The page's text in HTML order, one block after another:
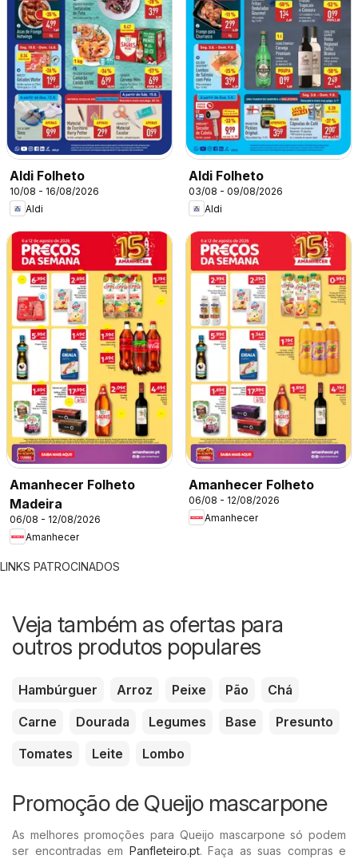
Aldi Folheto
10/08 - 16/08/2026
Aldi
Aldi Folheto
03/08 - 09/08/2026
Aldi
Amanhecer Folheto
Madeira
06/08 - 12/08/2026
Amanhecer
Amanhecer Folheto
06/08 - 12/08/2026
Amanhecer
LINKS PATROCINADOS
Veja também as ofertas para
outros produtos populares
Hambúrguer Arroz Peixe Pão
Chá
Carne
Dourada Legumes Base
Presunto
Tomates
Leite Lombo
Promoção de Queijo mascarpone
As melhores promoções para Queijo mascarpone só podem
ser encontradas em Panfleteiro.pt. Faça as suas compras e